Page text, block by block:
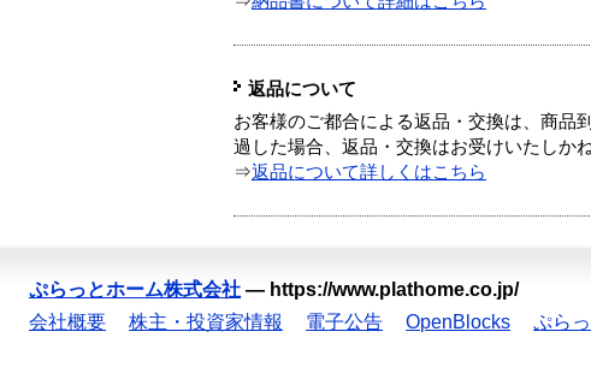
返品について
お客様のご都合による返品・交換は、商品
過した場合、返品・交換はお受けいたしかね
⇒返品について詳しくはこちら
ぷらっとホーム株式会社 — https://www.plathome.co.jp/
会社概要
株主・投資家情報 電子公告 OpenBlocks ぷら